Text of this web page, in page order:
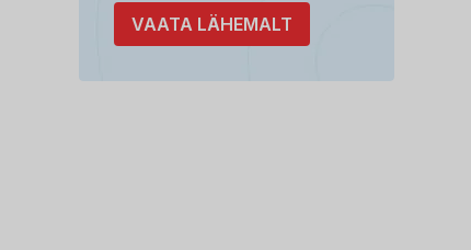
VAATA LÄHEMALT